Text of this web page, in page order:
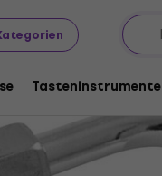
Tasteninstrumente
Licht
Lichthalter